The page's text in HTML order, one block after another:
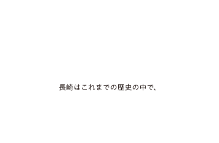
長崎はこれまでの歴史の中で、